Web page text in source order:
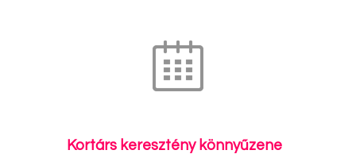
Kortárs keresztény könnyűzene